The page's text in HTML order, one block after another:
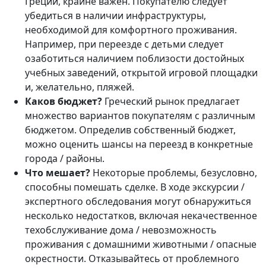
убедиться в наличии инфраструктуры,
необходимой для комфортного проживания.
Например, при переезде с детьми следует
озаботиться наличием поблизости достойных
учебных заведений, открытой игровой площадки
и, желательно, пляжей.
Каков бюджет? Греческий рынок предлагает
множество вариантов покупателям с различным
бюджетом. Определив собственный бюджет,
можно оценить шансы на переезд в конкретные
города / районы.
Что мешает? Некоторые проблемы, безусловно,
способны помешать сделке. В ходе экскурсии /
экспертного обследования могут обнаружиться
несколько недостатков, включая некачественное
техобслуживание дома / невозможность
проживания с домашними животными / опасные
окрестности. Отказывайтесь от проблемного